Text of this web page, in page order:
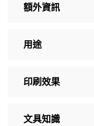
額外資訊
用途
印刷效果
文具知識